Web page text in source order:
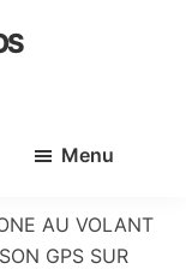
Menu
AU VOLANT
GPS SUR